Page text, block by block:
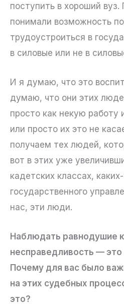
поступить в хороший
понимали возможность
трудоустроиться в
в силовые или не в
И я думаю, что это
думаю, что они этих
просто как некую работу
или просто их это не
получаем тех людей,
вот в этих уже
кадетских классах,
государственного
нас, эти люди.
Наблюдать равнодушие
несправедливость —
Почему для вас было
на этих судебных
это?